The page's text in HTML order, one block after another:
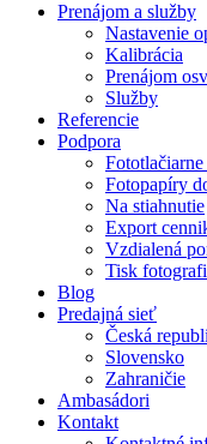
Prenájom a služby
Nastavenie
Kalibrácia
Prenájom
Služby
Referencie
Podpora
Fotopapíry
Na stiahnutie
Export
Vzdialená
Tisk
Blog
Predajná sieť
Česká
Slovensko
Zahraničie
Ambasádori
Kontakt